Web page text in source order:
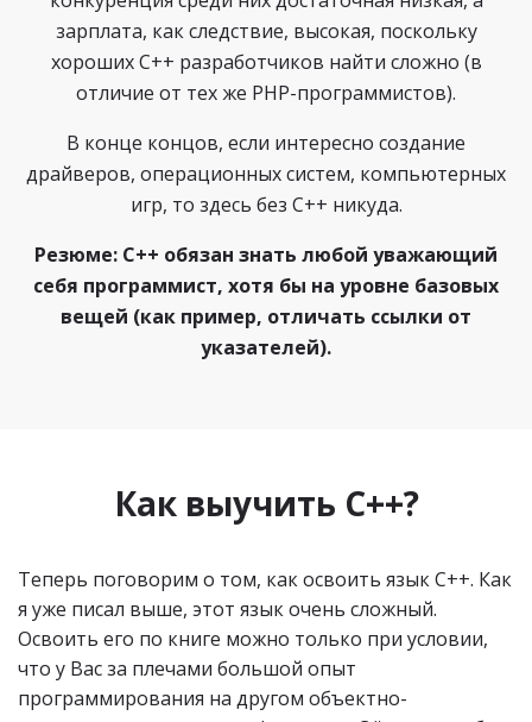
зарплата, как следствие, высокая, поскольку
хороших C++ разработчиков найти сложно (в
отличие от тех же PHP-программистов).
В конце концов, если интересно создание
драйверов, операционных систем, компьютерных
игр, то здесь без C++ никуда.
Резюме: C++ обязан знать любой уважающий
себя программист, хотя бы на уровне базовых
вещей (как пример, отличать ссылки от
указателей).
Как выучить C++?
Теперь поговорим о том, как освоить язык C++. Как
я уже писал выше, этот язык очень сложный.
Освоить его по книге можно только при условии,
что у Вас за плечами большой опыт
программирования на другом объектно-